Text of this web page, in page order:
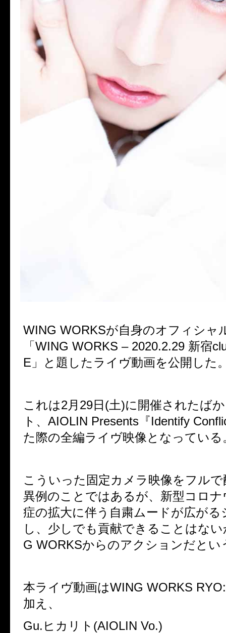
WING WORKSが自身のオフィシャ
「 WING WORKS – 2020.2.29 新宿
E 」と題したライヴ動画を公開した
これは2月 29日 (土)に開催されたば
ト、 AIOLIN Presents 『Identify
た際の全編ライヴ映像となっている
こういった固定カメラ映像をフル
異例のことではあるが、新型コロ
症の拡大に伴う自粛ムードが広がる
し、少しでも貢献できることはな
G WORKSからのアクションだとい
本ライヴ動画はWING WORKS
加え、
Gu. ヒカリト (AIOLIN Vo.)